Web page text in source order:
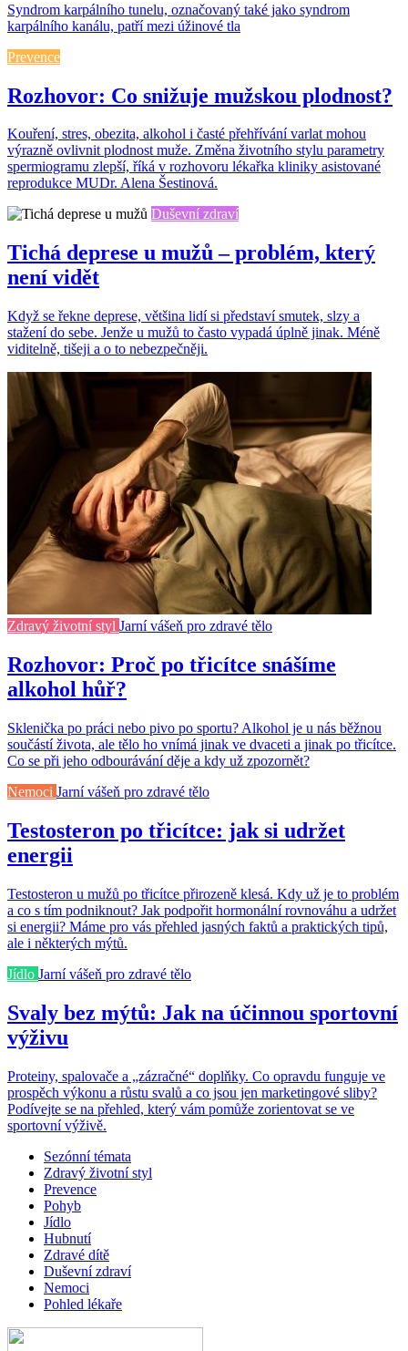
Syndrom karpálního tunelu, označovaný také jako syndrom
karpálního kanálu, patří mezi úžinové tla
Prevence
Rozhovor: Co snižuje mužskou plodnost?
Kouření, stres, obezita, alkohol i časté přehřívání varlat mohou
výrazně ovlivnit plodnost muže. Změna životního stylu parametry
spermiogramu zlepší, říká v rozhovoru lékařka kliniky asistované
reprodukce MUDr. Alena Šestinová.
Duševní zdraví
Tichá deprese u mužů – problém, který
není vidět
Když se řekne deprese, většina lidí si představí smutek, slzy a
stažení do sebe. Jenže u mužů to často vypadá úplně jinak. Méně
viditelně, tišeji a o to nebezpečněji.
Zdravý životní styl Jarní vášeň pro zdravé tělo
Rozhovor: Proč po třicítce snášíme
alkohol hůř?
Sklenička po práci nebo pivo po sportu? Alkohol je u nás běžnou
součástí života, ale tělo ho vnímá jinak ve dvaceti a jinak po třicítce.
Co se při jeho odbourávání děje a kdy už zpozornět?
Nemoci Jarní vášeň pro zdravé tělo
Testosteron po třicítce: jak si udržet
energii
Testosteron u mužů po třicítce přirozeně klesá. Kdy už je to problém
a co s tím podniknout? Jak podpořit hormonální rovnováhu a udržet
si energii? Máme pro vás přehled jasných faktů a praktických tipů,
ale i některých mýtů.
Jídlo Jarní vášeň pro zdravé tělo
Svaly bez mýtů: Jak na účinnou sportovní
výživu
Proteiny, spalovače a „zázračné“ doplňky. Co opravdu funguje ve
prospěch výkonu a růstu svalů a co jsou jen marketingové sliby?
Podívejte se na přehled, který vám pomůže zorientovat se ve
sportovní výživě.
Sezónní témata
Zdravý životní styl
Prevence
Pohyb
Jídlo
Hubnutí
Zdravé dítě
Duševní zdraví
Nemoci
Pohled lékaře